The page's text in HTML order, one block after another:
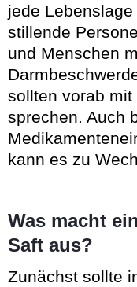
jede
stillende
und Menschen
sollten vorab
sprechen. Auch
kann es zu
Was macht
Saft aus?
Zunächst sollte